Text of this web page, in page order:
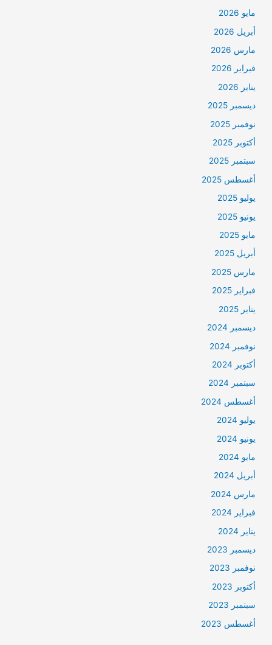
مايو 2026
أبريل 2026
مارس 2026
فبراير 2026
يناير 2026
ديسمبر 2025
نوفمبر 2025
أكتوبر 2025
سبتمبر 2025
أغسطس 2025
يوليو 2025
يونيو 2025
مايو 2025
أبريل 2025
مارس 2025
فبراير 2025
يناير 2025
ديسمبر 2024
نوفمبر 2024
أكتوبر 2024
سبتمبر 2024
أغسطس 2024
يوليو 2024
يونيو 2024
مايو 2024
أبريل 2024
مارس 2024
فبراير 2024
يناير 2024
ديسمبر 2023
نوفمبر 2023
أكتوبر 2023
سبتمبر 2023
أغسطس 2023